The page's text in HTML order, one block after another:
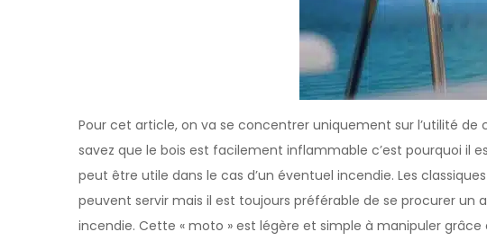
Pour cet article, on va se concentrer uniquement sur l’utilité
savez que le bois est facilement inflammable c’est pourquoi il
peut être utile dans le cas d’un éventuel incendie. Les
peuvent servir mais il est toujours préférable de se procurer un
incendie. Cette « moto » est légère et simple à manipuler